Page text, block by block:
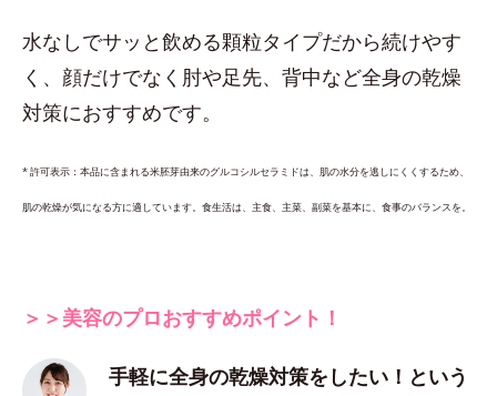
水なしでサッと飲める顆粒タイプだから続けやす
く、顔だけでなく肘や足先、背中など全身の乾燥
対策におすすめです。
* 許可表示：本品に含まれる米胚芽由来のグルコシルセラミドは、肌の水分を逃しにくくするため、
肌の乾燥が気になる方に適しています。食生活は、主食、主菜、副菜を基本に、食事のバランスを。
＞＞美容のプロおすすめポイント！
手軽に全身の乾燥対策をしたい！という